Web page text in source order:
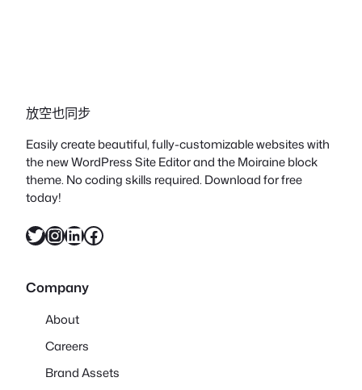
放空也同步
Easily create beautiful, fully-customizable websites with
the new WordPress Site Editor and the Moiraine block
theme. No coding skills required. Download for free
today!
X InstagramLinkedIn Facebook
Company
About
Careers
Brand Assets